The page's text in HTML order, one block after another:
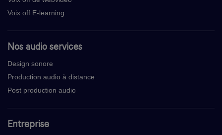
Voix off E-learning
Nos audio services
Design sonore
Production audio à distance
Post production audio
Entreprise